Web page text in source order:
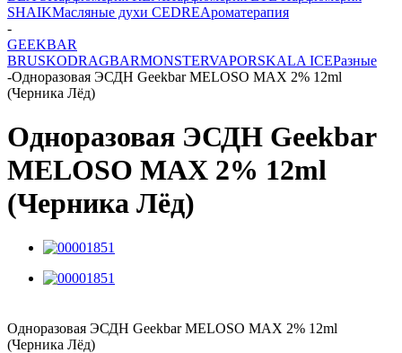
SHAIKМасляные духи CEDREАроматерапия
-
GEEKBAR
BRUSKODRAGBARMONSTERVAPORSKALA ICEРазные
-Одноразовая ЭСДН Geekbar MELOSO MAX 2% 12ml
(Черника Лёд)
Одноразовая ЭСДН Geekbar
MELOSO MAX 2% 12ml
(Черника Лёд)
Одноразовая ЭСДН Geekbar MELOSO MAX 2% 12ml
(Черника Лёд)